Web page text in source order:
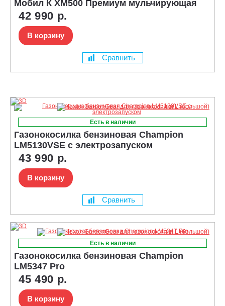
Мобил К XM500 Премиум мульчирующая
42 990 р.
В корзину
Сравнить
Есть в наличии
Газонокосилка бензиновая Champion
LM5130VSE с электрозапуском
43 990 р.
В корзину
Сравнить
Есть в наличии
Газонокосилка бензиновая Champion
LM5347 Pro
45 490 р.
В корзину